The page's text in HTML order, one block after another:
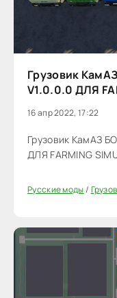
Грузовик
V1.0.0.0 ДЛЯ
16 апр 2022, 17:22
Грузовик КамАЗ
ДЛЯ FARMING
Русские моды/